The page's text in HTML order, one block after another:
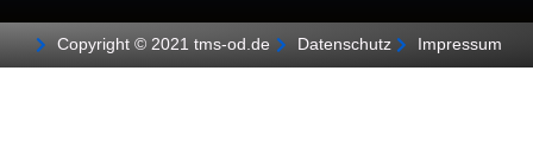
Copyright © 2021 tms-od.de Datenschutz Impressum